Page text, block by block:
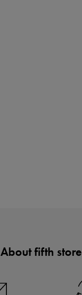
About fifth store